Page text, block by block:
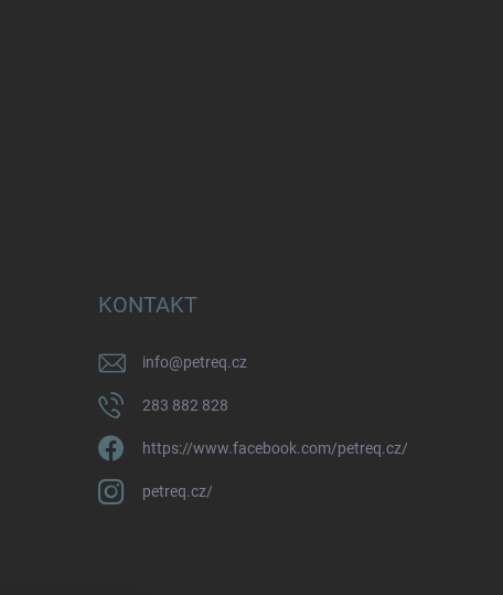
KONTAKT
info@petreq.cz
283 882 828
https://www.facebook.com/petreq.cz/
petreq.cz/